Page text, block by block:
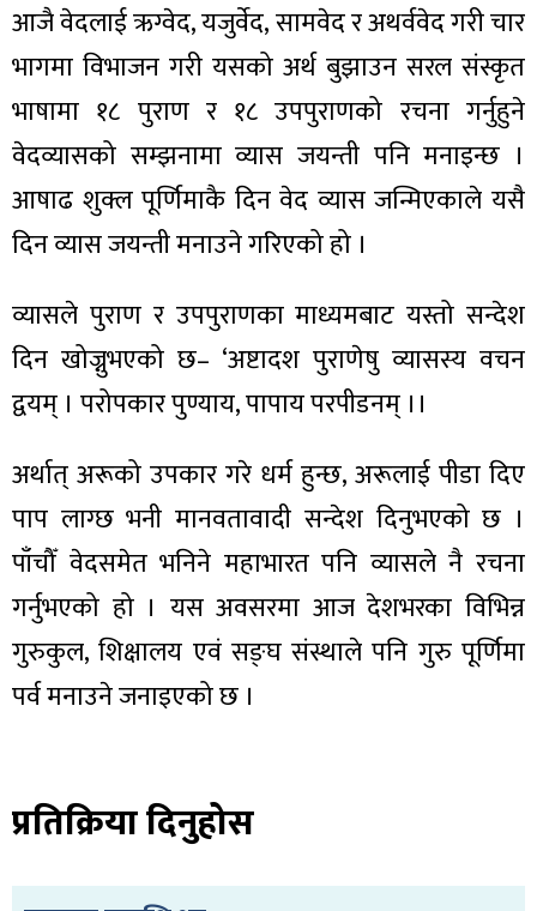
आजै वेदलाई ऋग्वेद, यजुर्वेद, सामवेद र अथर्ववेद गरी चार
भागमा विभाजन गरी यसको अर्थ बुझाउन सरल संस्कृत
भाषामा १८ पुराण र १८ उपपुराणको रचना गर्नुहुने
वेदव्यासको सम्झनामा व्यास जयन्ती पनि मनाइन्छ ।
आषाढ शुक्ल पूर्णिमाकै दिन वेद व्यास जन्मिएकाले यसै
दिन व्यास जयन्ती मनाउने गरिएको हो ।
व्यासले पुराण र उपपुराणका माध्यमबाट यस्तो सन्देश
दिन खोज्नुभएको छ– ‘अष्टादश पुराणेषु व्यासस्य वचन
द्वयम् । परोपकार पुण्याय, पापाय परपीडनम् ।।
अर्थात् अरूको उपकार गरे धर्म हुन्छ, अरूलाई पीडा दिए
पाप लाग्छ भनी मानवतावादी सन्देश दिनुभएको छ ।
पाँचौँ वेदसमेत भनिने महाभारत पनि व्यासले नै रचना
गर्नुभएको हो । यस अवसरमा आज देशभरका विभिन्न
गुरुकुल, शिक्षालय एवं सङ्घ संस्थाले पनि गुरु पूर्णिमा
पर्व मनाउने जनाइएको छ ।
प्रतिक्रिया दिनुहोस